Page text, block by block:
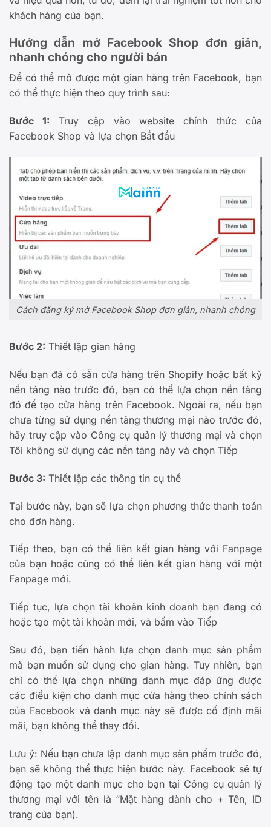
khách hàng của bạn.
Hướng dẫn mở Facebook Shop đơn giản,
nhanh chóng cho người bán
Để có thể mở được một gian hàng trên Facebook, bạn
có thể thực hiện theo quy trình sau:
Bước 1: Truy cập vào website chính thức của
Facebook Shop và lựa chọn Bắt đầu
Cách đăng ký mở Facebook Shop đơn giản, nhanh chóng
Bước 2: Thiết lập gian hàng
Nếu bạn đã có sẵn cửa hàng trên Shopify hoặc bất kỳ
nền tảng nào trước đó, bạn có thể lựa chọn nền tảng
đó để tạo cửa hàng trên Facebook. Ngoài ra, nếu bạn
chưa từng sử dụng nền tảng thương mại nào trước đó,
hãy truy cập vào Công cụ quản lý thương mại và chọn
Tôi không sử dụng các nền tảng này và chọn Tiếp
Bước 3: Thiết lập các thông tin cụ thể
Tại bước này, bạn sẽ lựa chọn phương thức thanh toán
cho đơn hàng.
Tiếp theo, bạn có thể liên kết gian hàng với Fanpage
của bạn hoặc cũng có thể liên kết gian hàng với một
Fanpage mới.
Tiếp tục, lựa chọn tài khoản kinh doanh bạn đang có
hoặc tạo một tài khoản mới, và bấm vào Tiếp
Sau đó, bạn tiến hành lựa chọn danh mục sản phẩm
mà bạn muốn sử dụng cho gian hàng. Tuy nhiên, bạn
chỉ có thể lựa chọn những danh mục đáp ứng được
các điều kiện cho danh mục cửa hàng theo chính sách
của Facebook và danh mục này sẽ được cố định mãi
mãi, bạn không thể thay đổi.
Lưu ý: Nếu bạn chưa lập danh mục sản phẩm trước đó,
bạn sẽ không thể thực hiện bước này. Facebook sẽ tự
động tạo một danh mục cho bạn tại Công cụ quản lý
thương mại với tên là “Mặt hàng dành cho + Tên, ID
trang của bạn).